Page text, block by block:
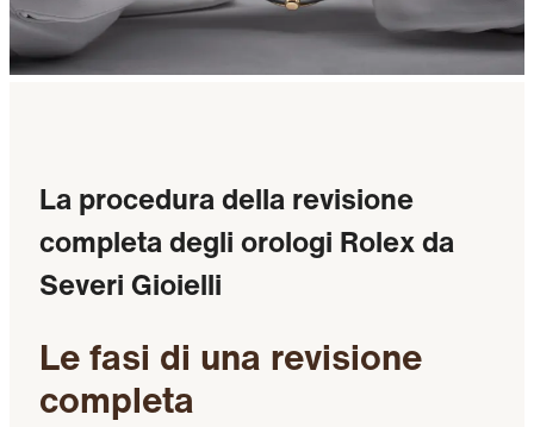
La procedura della revisione
completa degli orologi Rolex da
Severi Gioielli
Le fasi di una revisione
completa